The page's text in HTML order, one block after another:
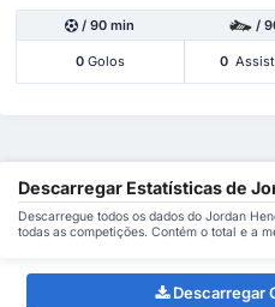
/ 90 min /
0Golos 0
Descarregar Estatísticas de
Descarregue todos os dados do Jordan
todas as competições. Contém o total e a
Descarregar